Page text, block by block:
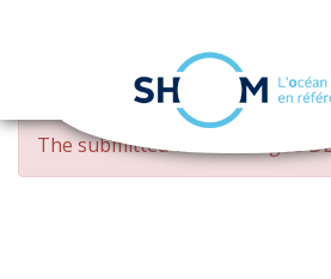
Skip
main
ERROR
MESSAGE
The submitted value changed